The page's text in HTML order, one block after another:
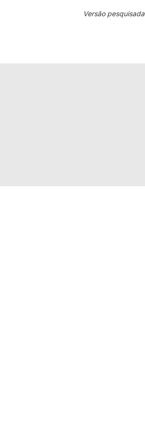
Versão pesquisada